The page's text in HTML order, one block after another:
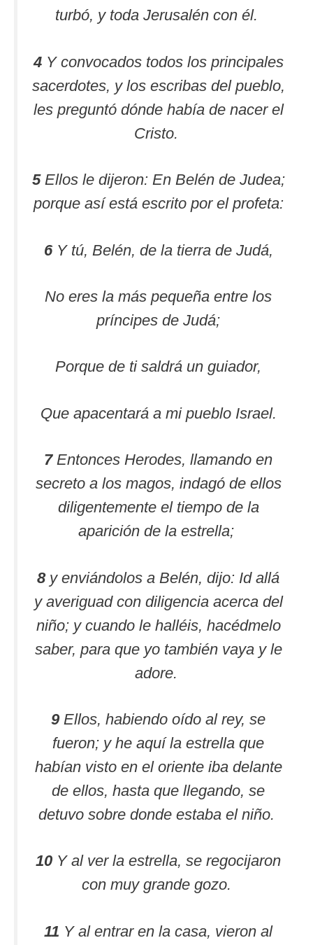
turbó, y toda Jerusalén con él.
4 Y convocados todos los principales
sacerdotes, y los escribas del pueblo,
les preguntó dónde había de nacer el
Cristo.
5 Ellos le dijeron: En Belén de Judea;
porque así está escrito por el profeta:
6 Y tú, Belén, de la tierra de Judá,
No eres la más pequeña entre los
príncipes de Judá;
Porque de ti saldrá un guiador,
Que apacentará a mi pueblo Israel.
7 Entonces Herodes, llamando en
secreto a los magos, indagó de ellos
diligentemente el tiempo de la
aparición de la estrella;
8 y enviándolos a Belén, dijo: Id allá
y averiguad con diligencia acerca del
niño; y cuando le halléis, hacédmelo
saber, para que yo también vaya y le
adore.
9 Ellos, habiendo oído al rey, se
fueron; y he aquí la estrella que
habían visto en el oriente iba delante
de ellos, hasta que llegando, se
detuvo sobre donde estaba el niño.
10 Y al ver la estrella, se regocijaron
con muy grande gozo.
11 Y al entrar en la casa, vieron al